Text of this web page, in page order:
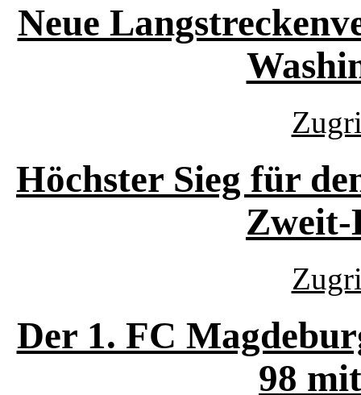
Neue
Höchster Sieg für
Zweit-
Der 1. FC
98